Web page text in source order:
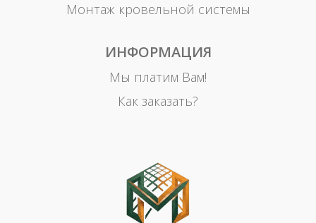
Монтаж кровельной системы
ИНФОРМАЦИЯ
Мы платим Вам!
Как заказать?